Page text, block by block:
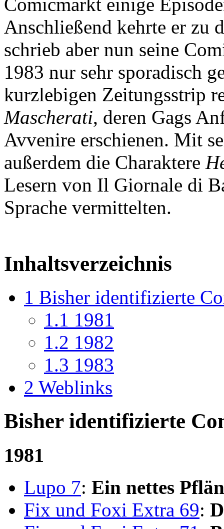
Anschließend kehrte er zu
schrieb aber nun seine
1983 nur sehr sporadisch
kurzlebigen Zeitungsstrip
Mascherati, deren Gags
Avvenire erschienen. Mit
außerdem die Charaktere
Lesern von Il Giornale di
Sprache vermittelten.
Inhaltsverzeichnis
1 Bisher identifizierte
1.1 1981
1.2 1982
1.3 1983
2 Weblinks
Bisher identifizierte
1981
Lupo 7: Ein nettes
Fix und Foxi Extra 69: